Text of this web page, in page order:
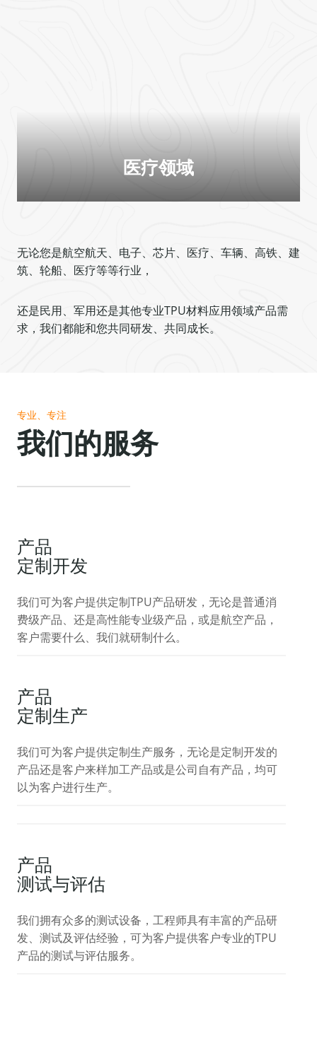
医疗领域
无论您是航空航天、电子、芯片、医疗、车辆、高铁、建
筑、轮船、医疗等等行业，
还是民用、军用还是其他专业TPU材料应用领域产品需
求，我们都能和您共同研发、共同成长。
专业、专注
我们的服务
产品
定制开发
我们可为客户提供定制TPU产品研发，无论是普通消
费级产品、还是高性能专业级产品，或是航空产品，
客户需要什么、我们就研制什么。
产品
定制生产
我们可为客户提供定制生产服务，无论是定制开发的
产品还是客户来样加工产品或是公司自有产品，均可
以为客户进行生产。
产品
测试与评估
我们拥有众多的测试设备，工程师具有丰富的产品研
发、测试及评估经验，可为客户提供客户专业的TPU
产品的测试与评估服务。